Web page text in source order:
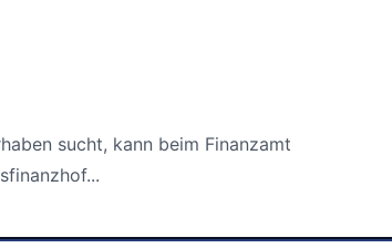
sucht, kann beim Finanzamt